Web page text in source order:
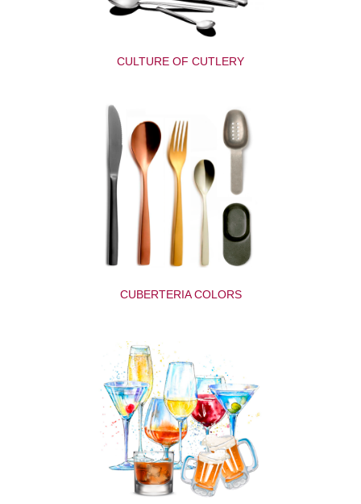
CULTURE OF CUTLERY
CUBERTERIA COLORS